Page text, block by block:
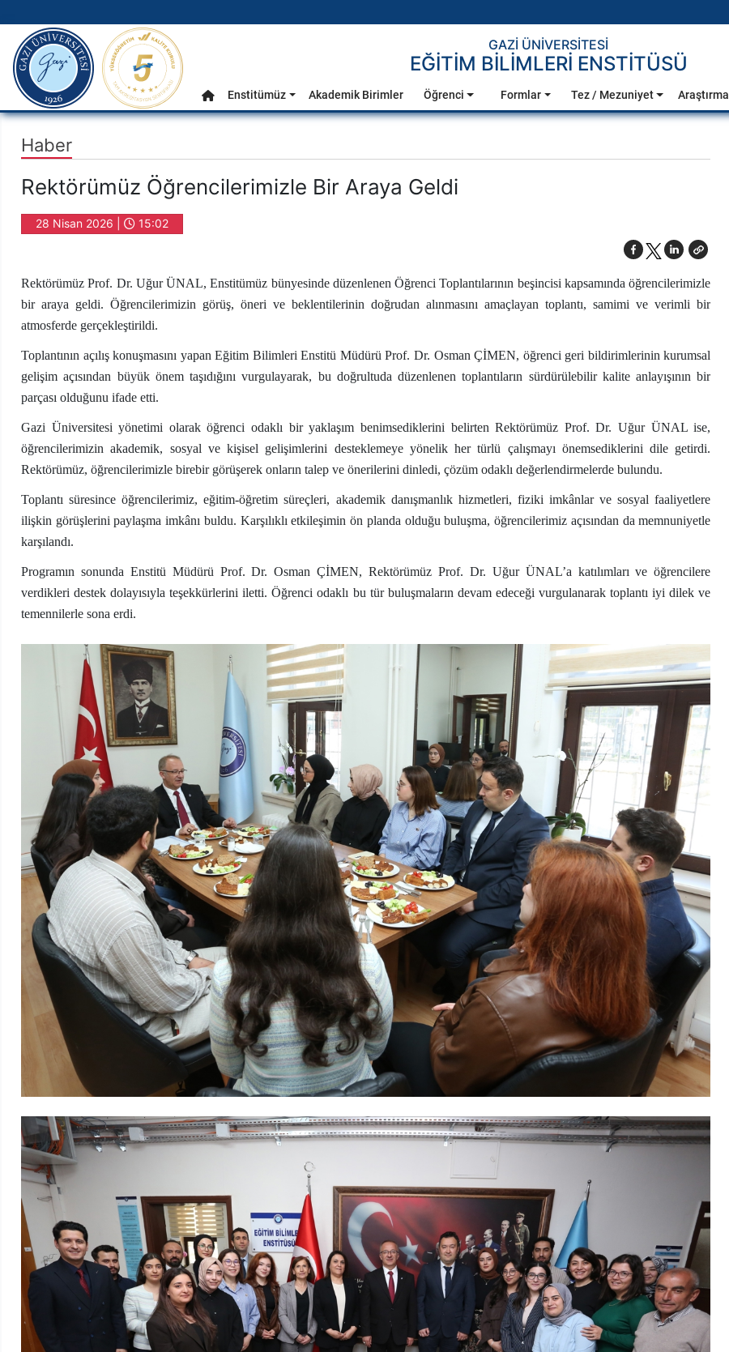
Ana Menü
gazi.edu.tr
GAZİ ÜNİVERSİTESİ
EĞİTİM BİLİMLERİ ENSTİTÜSÜ
Anasayfa
Enstitümüz Akademik Birimler Öğrenci Formlar Tez / Mezuniyet Araştırma
Haber
Rektörümüz Öğrencilerimizle Bir Araya Geldi
28 Nisan 2026 | 15:02
Rektörümüz Prof. Dr. Uğur ÜNAL, Enstitümüz bünyesinde düzenlenen Öğrenci Toplantılarının beşincisi kapsamında öğrencilerimizle
bir araya geldi. Öğrencilerimizin görüş, öneri ve beklentilerinin doğrudan alınmasını amaçlayan toplantı, samimi ve verimli bir
atmosferde gerçekleştirildi.
Toplantının açılış konuşmasını yapan Eğitim Bilimleri Enstitü Müdürü Prof. Dr. Osman ÇİMEN, öğrenci geri bildirimlerinin kurumsal
gelişim açısından büyük önem taşıdığını vurgulayarak, bu doğrultuda düzenlenen toplantıların sürdürülebilir kalite anlayışının bir
parçası olduğunu ifade etti.
Gazi Üniversitesi yönetimi olarak öğrenci odaklı bir yaklaşım benimsediklerini belirten Rektörümüz Prof. Dr. Uğur ÜNAL ise,
öğrencilerimizin akademik, sosyal ve kişisel gelişimlerini desteklemeye yönelik her türlü çalışmayı önemsediklerini dile getirdi.
Rektörümüz, öğrencilerimizle birebir görüşerek onların talep ve önerilerini dinledi, çözüm odaklı değerlendirmelerde bulundu.
Toplantı süresince öğrencilerimiz, eğitim-öğretim süreçleri, akademik danışmanlık hizmetleri, fiziki imkânlar ve sosyal faaliyetlere
ilişkin görüşlerini paylaşma imkânı buldu. Karşılıklı etkileşimin ön planda olduğu buluşma, öğrencilerimiz açısından da memnuniyetle
karşılandı.
Programın sonunda Enstitü Müdürü Prof. Dr. Osman ÇİMEN, Rektörümüz Prof. Dr. Uğur ÜNAL’a katılımları ve öğrencilere
verdikleri destek dolayısıyla teşekkürlerini iletti. Öğrenci odaklı bu tür buluşmaların devam edeceği vurgulanarak toplantı iyi dilek ve
temennilerle sona erdi.